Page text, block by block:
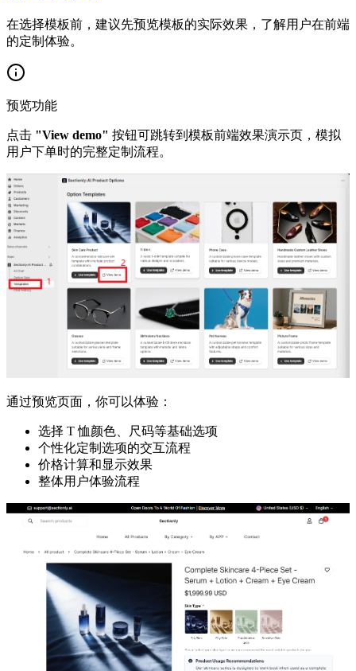
在选择模板前，建议先预览模板的实际效果，了解用户在前端
的定制体验。
预览功能
点击 "View demo" 按钮可跳转到模板前端效果演示页，模拟
用户下单时的完整定制流程。
通过预览页面，你可以体验：
选择 T 恤颜色、尺码等基础选项
个性化定制选项的交互流程
价格计算和显示效果
整体用户体验流程